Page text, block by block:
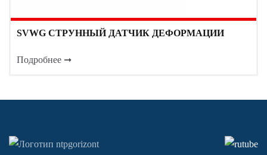
SVWG СТРУННЫЙ ДАТЧИК ДЕФОРМАЦИИ
Подробнее ➞